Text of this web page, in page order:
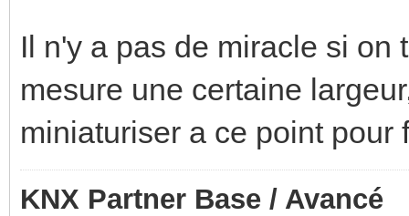
Il n'y a pas de miracle si on
mesure une certaine
miniaturiser a ce point
KNX Partner Base / Avancé